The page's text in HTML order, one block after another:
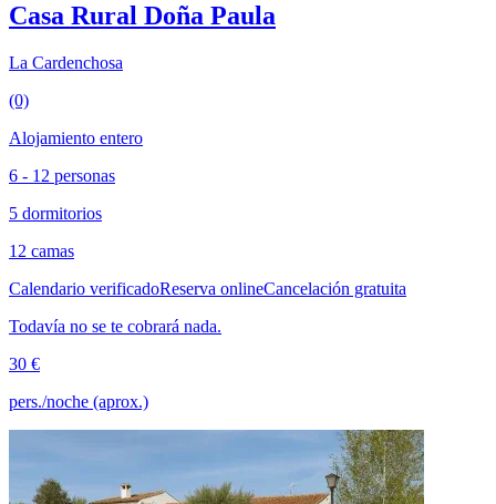
Casa Rural Doña Paula
La Cardenchosa
(0)
Alojamiento entero
6 - 12 personas
5 dormitorios
12 camas
Calendario verificadoReserva onlineCancelación gratuita
Todavía no se te cobrará nada.
30 €
pers./noche (aprox.)